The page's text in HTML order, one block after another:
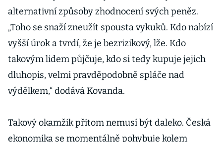
alternativní způsoby zhodnocení svých peněz.
„Toho se snaží zneužít spousta vykuků. Kdo nabízí
vyšší úrok a tvrdí, že je bezrizikový, lže. Kdo
takovým lidem půjčuje, kdo si tedy kupuje jejich
dluhopis, velmi pravděpodobně spláče nad
výdělkem,“ dodává Kovanda.
Takový okamžik přitom nemusí být daleko. Česká
ekonomika se momentálně pohybuje kolem